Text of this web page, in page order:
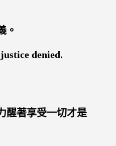
。
denied.
醒著享受一切才是